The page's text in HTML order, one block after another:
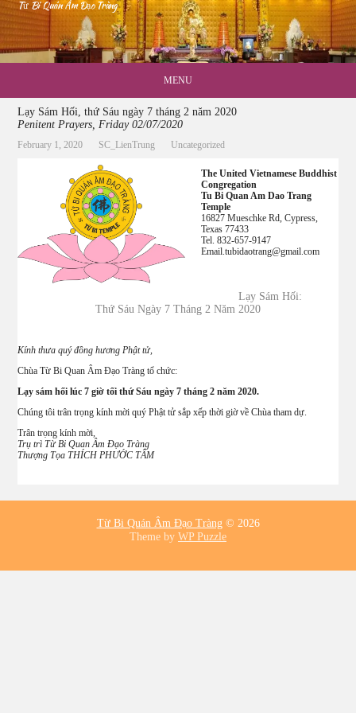
Từ Bi Quán Âm Đạo Tràng
MENU
Lạy Sám Hối, thứ Sáu ngày 7 tháng 2 năm 2020
Penitent Prayers, Friday 02/07/2020
February 1, 2020 SC_LienTrung Uncategorized
The United Vietnamese Buddhist
Congregation
Tu Bi Quan Am Dao Trang
Temple
16827 Mueschke Rd, Cypress,
Texas 77433
Tel. 832-657-9147
Email.tubidaotrang@gmail.com
Lạy Sám Hối:
Thứ Sáu Ngày 7 Tháng 2 Năm 2020
Kính thưa quý đồng hương Phật tử,
Chùa Từ Bi Quan Âm Đạo Tràng tổ chức:
Lạy sám hối lúc 7 giờ tối thứ Sáu ngày 7 tháng 2 năm 2020.
Chúng tôi trân trọng kính mời quý Phật tử sắp xếp thời giờ về Chùa tham dự.
Trân trọng kính mời,
Trụ trì Từ Bi Quan Âm Đạo Tràng
Thượng Tọa THÍCH PHƯỚC TÂM
Từ Bi Quán Âm Đạo Tràng© 2026
Theme by WP Puzzle